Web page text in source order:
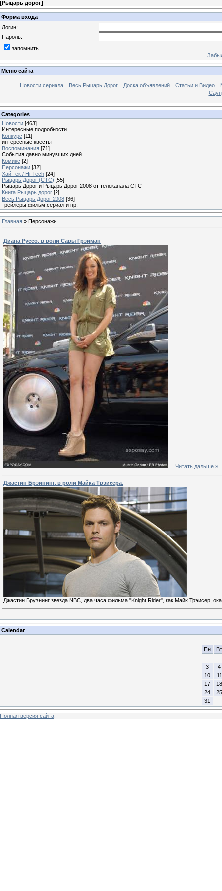
[Рыцарь дорог]
Форма входа
Логин:
Пароль:
запомнить
Меню сайта
Новости сериала Весь Рыцарь Дорог Доска объявлений Статьи и Видео
Categories
Новости [463]
Интересные подробности
Конкурс [11]
интересные квесты
Воспоминания [71]
События давно минувших дней
Комикс [2]
Персонажи [32]
Хай тек / Hi-Tech [24]
Рыцарь Дорог (СТС) [55]
Рыцарь Дорог и Рыцарь Дорог 2008 от телеканала СТС
Книга Рыцарь дорог [2]
Весь Рыцарь Дорог 2008 [36]
трейлеры,фильм,сериал и пр.
Главная » Персонажи
Диана Руссо, в роли Сары Грэиман
Читать дальше »
Джастин Брэининг, в роли Майка Трэисера.
Джастин Бруэнинг звезда NBC, два часа фильма "Knight Rider", как Майк Трэисер,
Calendar
Пн
Вт
3
4
10
11
17
18
24
25
31
Полная версия сайта